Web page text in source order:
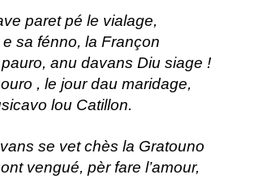
paret pé le vialage,
e sa fénno, la Françon
anu davans Diu siage !
, le jour dau maridage,
lou Catillon.
se vet chès la Gratouno
vengué, pèr fare l’amour,